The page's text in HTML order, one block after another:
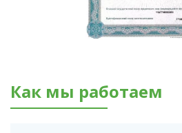
Как мы работаем